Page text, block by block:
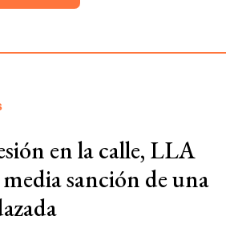
en la calle, LLA
sanción de una